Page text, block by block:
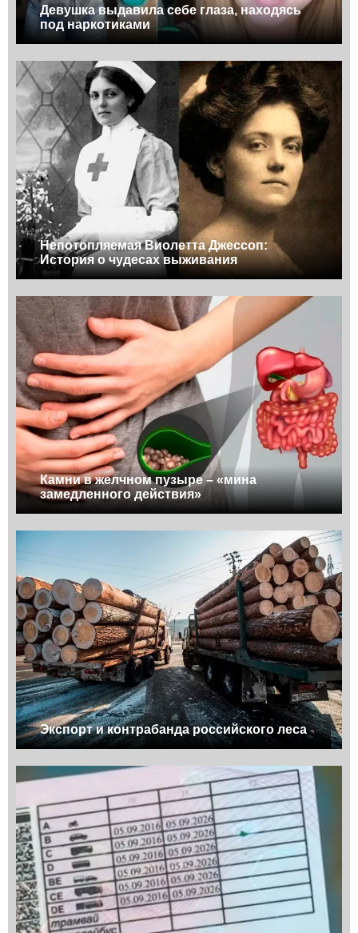
Девушка выдавила себе глаза, находясь
под наркотиками
Непотопляемая Виолетта Джессоп:
История о чудесах выживания
Камни в желчном пузыре – «мина
замедленного действия»
Экспорт и контрабанда российского леса